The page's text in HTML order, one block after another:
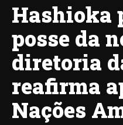
Hashioka
posse da
diretoria
reafirma
Nações